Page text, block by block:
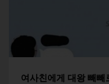
여사친에게 대왕 빼